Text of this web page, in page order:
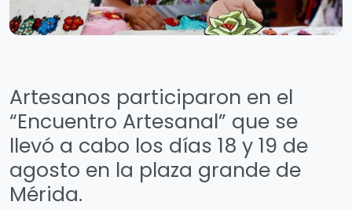
Artesanos participaron en el
“Encuentro Artesanal” que se
llevó a cabo los días 18 y 19 de
agosto en la plaza grande de
Mérida.